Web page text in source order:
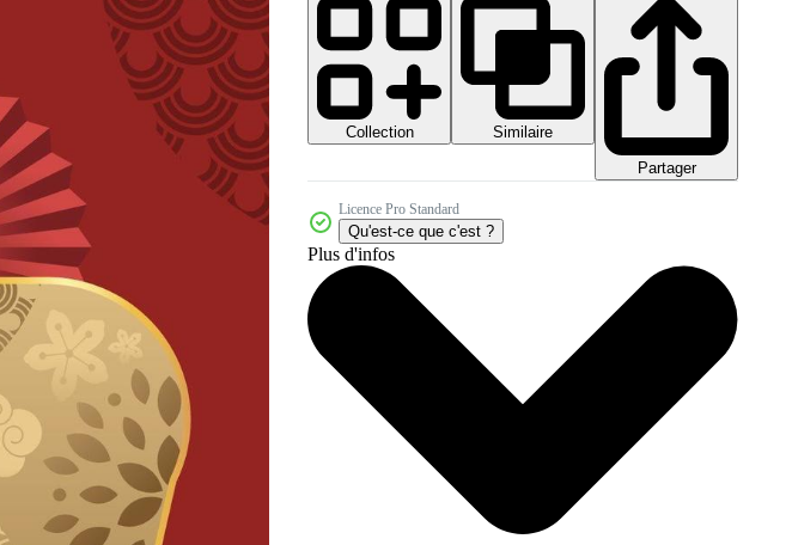
Collection
Similaire
Partager
Licence Pro Standard
Qu'est-ce que c'est ?
Plus d'infos